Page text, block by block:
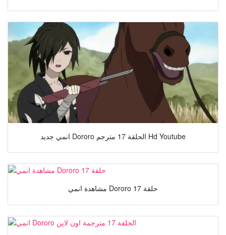
انمي جديد Dororo الحلقة 17 مترجم Hd Youtube
مشاهدة انمي Dororo حلقة 17